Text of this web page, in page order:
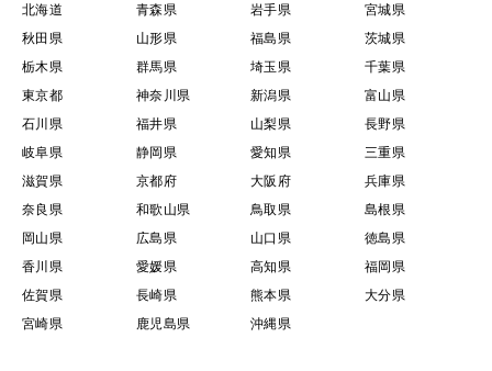
北海道 青森県 岩手県
宮城県
秋田県
山形県 福島県
茨城県
栃木県
群馬県 埼玉県
千葉県
東京都
神奈川県 新潟県
富山県
石川県
福井県 山梨県
長野県
岐阜県
静岡県 愛知県
三重県
滋賀県
京都府 大阪府
兵庫県
奈良県
和歌山県 鳥取県
島根県
岡山県
広島県 山口県
徳島県
香川県
愛媛県 高知県
福岡県
佐賀県
長崎県 熊本県
大分県
宮崎県
鹿児島県 沖縄県